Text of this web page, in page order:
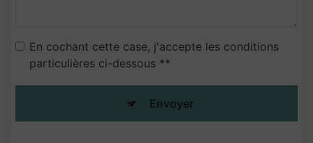
En cochant cette case, j'accepte les conditions
particulières ci-dessous **
Envoyer